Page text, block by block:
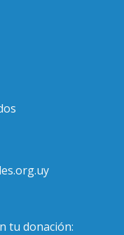
tu donación: